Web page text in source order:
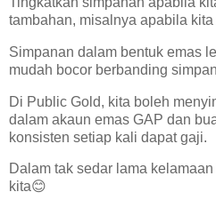
tambahan, misalnya apabila
Simpanan dalam bentuk emas
mudah bocor berbanding
Di Public Gold, kita boleh
dalam akaun emas GAP dan
konsisten setiap kali dapat gaji.
Dalam tak sedar lama
kita😊